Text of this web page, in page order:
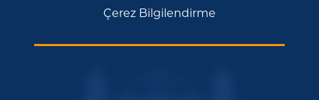
Çerez Bilgilendirme